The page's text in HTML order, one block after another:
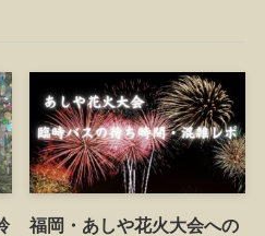
福岡・あしや花火大会への